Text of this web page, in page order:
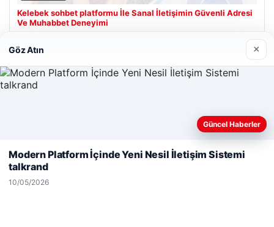
Kelebek sohbet platformu İle Sanal İletişimin Güvenli Adresi
Ve Muhabbet Deneyimi
Son Eklenen Firmalar
Web sitemizi nasıl kullandığınızı daha iyi anlayabilmek,
kullanıyoruz.Çerez Politikamız
Göz Atın ×
Güncel Haberler
Modern Platform İçinde Yeni Nesil İletişim Sistemi
talkrand
10/05/2026